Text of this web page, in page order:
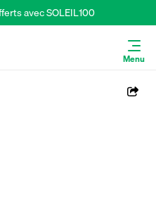
avec SOLEIL100
Menu